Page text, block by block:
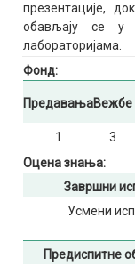
презентације,
обављају се у
лабораторијама.
Фонд:
ПредавањаВежбе
1
3
Оцена знања:
Завршни
Усмени
Предиспитне